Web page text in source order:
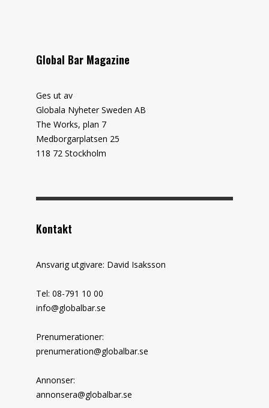
Global Bar Magazine
Ges ut av
Globala Nyheter Sweden AB
The Works, plan 7
Medborgarplatsen 25
118 72 Stockholm
Kontakt
Ansvarig utgivare: David Isaksson
Tel: 08-791 10 00
info@globalbar.se
Prenumerationer:
prenumeration@globalbar.se
Annonser:
annonsera@globalbar.se